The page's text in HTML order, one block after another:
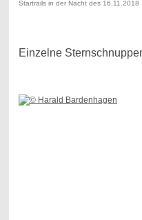
Startrails in der Nacht des 16.11.2018
Einzelne